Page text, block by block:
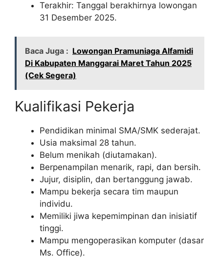
Terakhir: Tanggal berakhirnya lowongan
31 Desember 2025.
Baca Juga : Lowongan Pramuniaga Alfamidi
Di Kabupaten Manggarai Maret Tahun 2025
(Cek Segera)
Kualifikasi Pekerja
Pendidikan minimal SMA/SMK sederajat.
Usia maksimal 28 tahun.
Belum menikah (diutamakan).
Berpenampilan menarik, rapi, dan bersih.
Jujur, disiplin, dan bertanggung jawab.
Mampu bekerja secara tim maupun
individu.
Memiliki jiwa kepemimpinan dan inisiatif
tinggi.
Mampu mengoperasikan komputer (dasar
Ms. Office).